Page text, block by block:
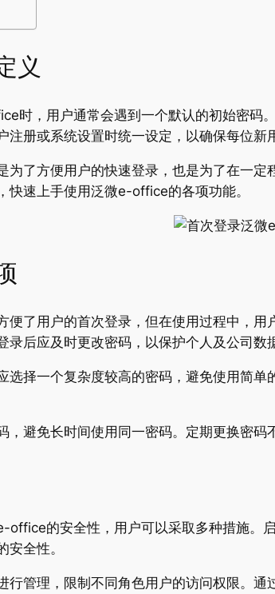
义
时，用户通常会遇到一个默认的初始密码
注册或系统设置时统一设定，以确保每位新
为了方便用户的快速登录，也是为了在一
快速上手使用泛微e-office的各项功能。
便了用户的首次登录，但在使用过程中，
录后应及时更改密码，以保护个人及公司数
选择一个复杂度较高的密码，避免使用简
，避免长时间使用同一密码。定期更换密
office的安全性，用户可以采取多种措施。
安全性。
行管理，限制不同角色用户的访问权限。